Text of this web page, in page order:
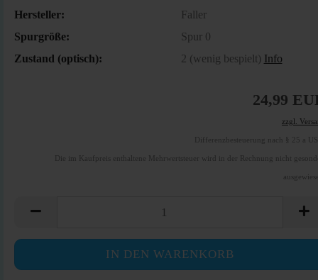
Hersteller:
Faller
Spurgröße:
Spur 0
Zustand (optisch):
2 (wenig bespielt) Info
24,99
zzgl.
Differenzbesteuerung nach § 25 a
Die im Kaufpreis enthaltene Mehrwertsteuer wird in der Rechnung nicht